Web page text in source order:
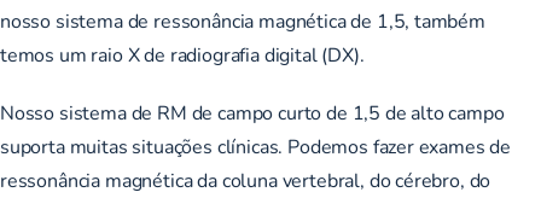
nosso sistema de ressonância magnética de 1,5, também
temos um raio X de radiografia digital (DX).
Nosso sistema de RM de campo curto de 1,5 de alto campo
suporta muitas situações clínicas. Podemos fazer exames de
ressonância magnética da coluna vertebral, do cérebro, do